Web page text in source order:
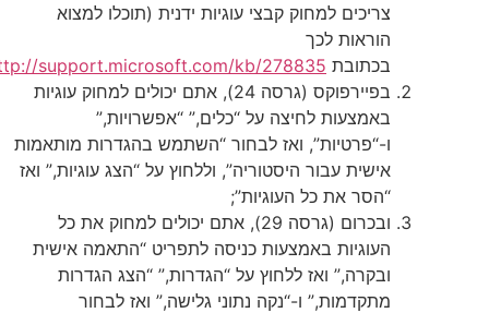
צריכים למחוק קבצי עוגיות ידנית (תוכלו למצוא
הוראות לכך
בכתובתhttp://support.microsoft.com/kb/278835
);
בפיירפוקס (גרסה 24), אתם יכולים למחוק עוגיות
באמצעות לחיצה על “כלים,” “אפשרויות,”
ו-“פרטיות”, ואז לבחור “השתמש בהגדרות מותאמות
אישית עבור היסטוריה”, וללחוץ על “הצג עוגיות,” ואז
“הסר את כל העוגיות”;
ובכרום (גרסה 29), אתם יכולים למחוק את כל
העוגיות באמצעות כניסה לתפריט “התאמה אישית
ובקרה,” ואז ללחוץ על “הגדרות,” “הצג הגדרות
מתקדמות,” ו-“נקה נתוני גלישה,” ואז לבחור